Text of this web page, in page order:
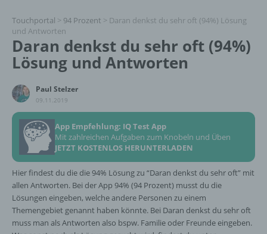
Touchportal > 94 Prozent > Daran denkst du sehr oft (94%) Lösung
und Antworten
Daran denkst du sehr oft (94%)
Lösung und Antworten
Paul Stelzer
09.11.2019
App Empfehlung: IQ Test App
Mit zahlreichen Aufgaben zum Knobeln und Üben
JETZT KOSTENLOS HERUNTERLADEN
Hier findest du die die 94% Lösung zu “Daran denkst du sehr oft” mit
allen Antworten. Bei der App 94% (94 Prozent) musst du die
Lösungen eingeben, welche andere Personen zu einem
Themengebiet genannt haben könnte. Bei Daran denkst du sehr oft
muss man als Antworten also bspw. Familie oder Freunde eingeben.